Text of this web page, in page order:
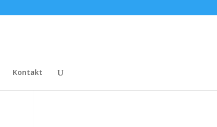
Kontakt